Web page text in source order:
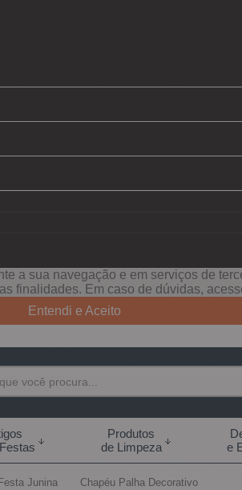
a sua navegação e em serviços de
finalidades. Em caso de dúvidas,
Entendi e Aceito
Produtos
de Limpeza
e
Junina Chapéu Palha Decorativo